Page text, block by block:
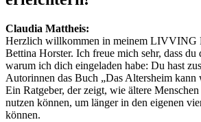
Claudia Mattheis:
Herzlich willkommen in meinem LIVVING
Bettina Horster. Ich freue mich sehr, dass
warum ich dich eingeladen habe: Du hast
Autorinnen das Buch „Das Altersheim kann
Ein Ratgeber, der zeigt, wie ältere
nutzen können, um länger in den eigenen
können.